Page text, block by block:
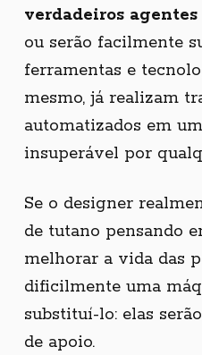
verdadeiros
ou serão facilmente
ferramentas e
mesmo, já realizam
automatizados em
insuperável por
Se o designer
de tutano pensando
melhorar a vida das
dificilmente uma
substituí-lo: elas
de apoio.